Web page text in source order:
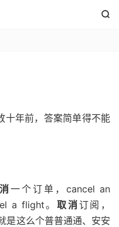

十年前，答案简单得不能
一个订单，cancel an
a flight。取消订阅，
这么个普普通通、安安